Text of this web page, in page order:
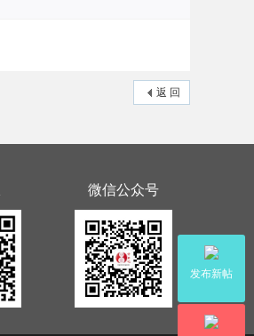
返 回
发布新帖
微信公众号